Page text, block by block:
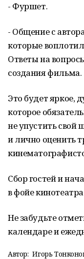
- Фуршет.
- Общение с
которые
Ответы на
создания фильма.
Это будет яркое,
которое
не упустить свой
и лично оценить
Сбор гостей и
в фойе
Не забудьте
календаре и
Автор: Игорь